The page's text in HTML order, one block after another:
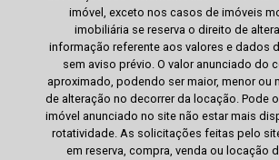
imóvel, exceto nos casos de imóveis
imobiliária se reserva o direito de
informação referente aos valores e dados
sem aviso prévio. O valor anunciado do
aproximado, podendo ser maior, menor ou
de alteração no decorrer da locação. Pode
imóvel anunciado no site não estar mais
rotatividade. As solicitações feitas pelo
em reserva, compra, venda ou locação